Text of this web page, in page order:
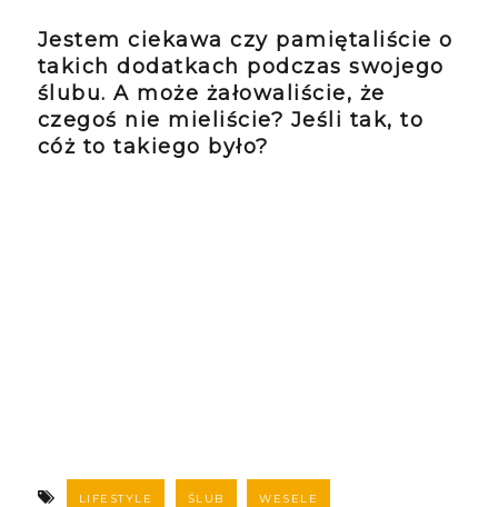
Jestem ciekawa czy pamiętaliście o
takich dodatkach podczas swojego
ślubu. A może żałowaliście, że
czegoś nie mieliście? Jeśli tak, to
cóż to takiego było?
LIFESTYLE ŚLUB WESELE